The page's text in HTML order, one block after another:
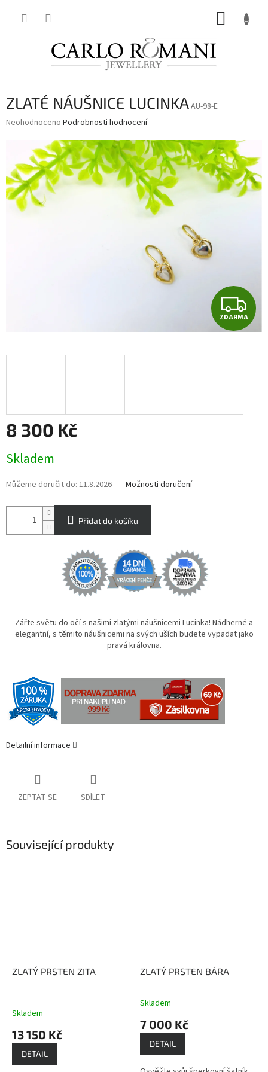
ZLATÉ NÁUŠNICE LUCINKAAU-98-E
Průměrné
0,0
z
5
hvězdiček.
Neohodnoceno Podrobnosti hodnocení
Z
D
ZDARMA
8 300 Kč
cena:
Skladem
Můžeme doručit do: 11.8.2026 Možnosti doručení
Přidat do košíku
Zářte světu do očí s našimi zlatými náušnicemi Lucinka! Nádherné a
elegantní, s těmito náušnicemi na svých uších budete vypadat jako
pravá královna.
Detailní informace
ZEPTAT SE SDÍLET
Související produkty
ZLATÝ PRSTEN ZITA
Skladem
13 150 Kč
DETAIL
ZLATÝ PRSTEN BÁRA
Průměrné
produktu
Skladem
7 000 Kč
DETAIL